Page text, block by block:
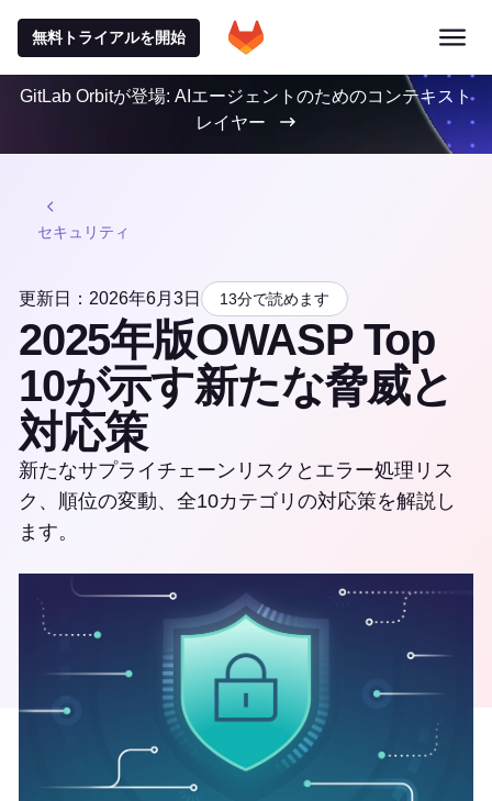
無料トライアルを開始
GitLab Orbitが登場: AIエージェントのためのコンテキスト
レイヤー
セキュリティ
更新日：2026年6月3日 13分で読めます
2025年版OWASP Top
10が示す新たな脅威と
対応策
新たなサプライチェーンリスクとエラー処理リス
ク、順位の変動、全10カテゴリの対応策を解説し
ます。